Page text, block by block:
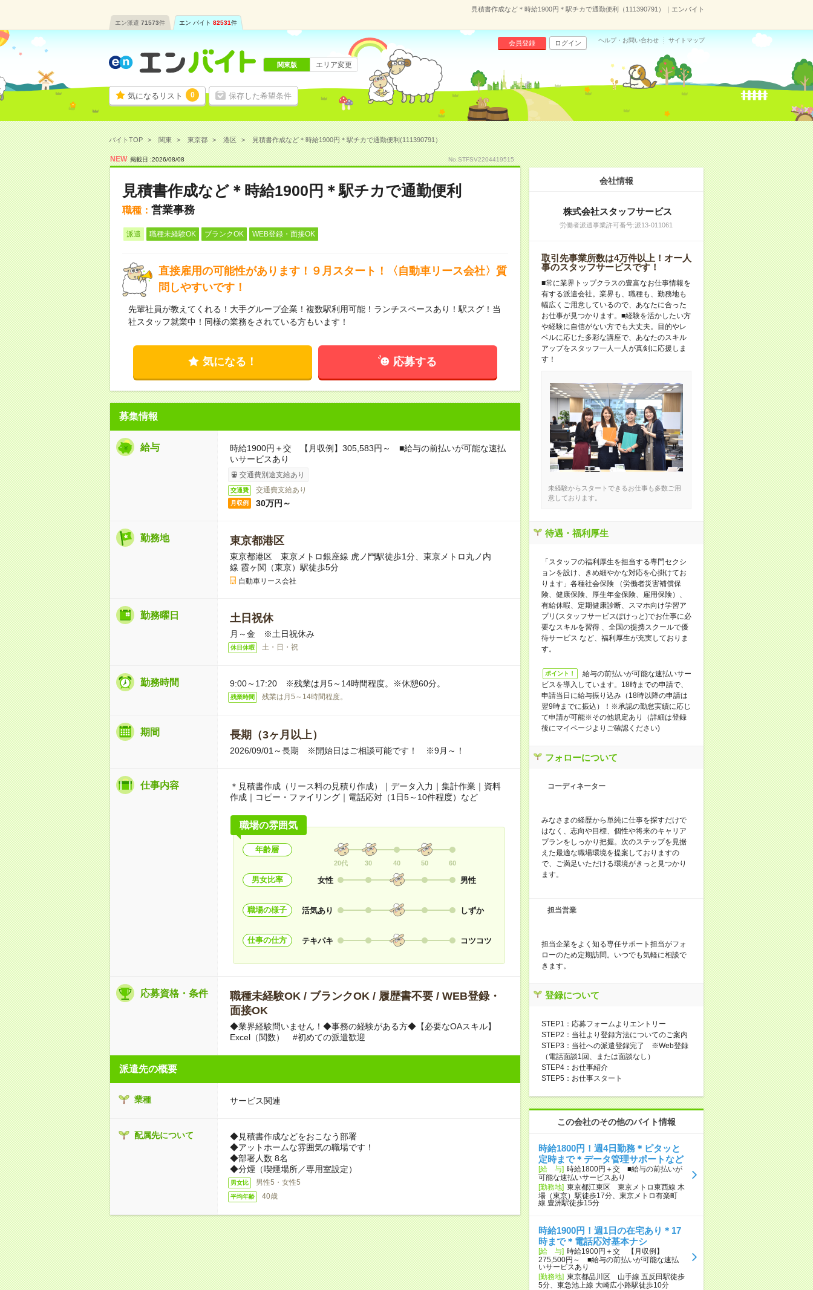
見積書作成など＊時給1900円＊駅チカで通勤便利（111390791）｜エンバイト
エン派遣 71573件 エン バイト 82531件
気になるリスト 0 保存した希望条件
会員登録 ログイン ヘルプ・お問い合わせ サイトマップ
関東版 エリア変更
バイトTOP 関東 東京都 港区 見積書作成など＊時給1900円＊駅チカで通勤便利(111390791）
NEW 掲載日 :2026/08/08 No.STFSV2204419515
見積書作成など＊時給1900円＊駅チカで通勤便利
職種： 営業事務
派遣 職種未経験OK ブランクOK WEB登録・面接OK
直接雇用の可能性があります！９月スタート！〈自動車リース会社〉質
問しやすいです！
先輩社員が教えてくれる！大手グループ企業！複数駅利用可能！ランチスペースあり！駅スグ！当
社スタッフ就業中！同様の業務をされている方もいます！
気になる！ 応募する
募集情報
給与
時給1900円＋交 【月収例】305,583円～ ■給与の前払いが可能な速払
いサービスあり
交通費別途支給あり
交通費 交通費支給あり
月収例 30万円～
勤務地 東京都港区
東京都港区 東京メトロ銀座線 虎ノ門駅徒歩1分、東京メトロ丸ノ内
線 霞ヶ関（東京）駅徒歩5分
自動車リース会社
勤務曜日 土日祝休
月～金 ※土日祝休み
休日休暇 土・日・祝
勤務時間 9:00～17:20 ※残業は月5～14時間程度。※休憩60分。
残業時間 残業は月5～14時間程度。
期間 長期（3ヶ月以上）
2026/09/01～長期 ※開始日はご相談可能です！ ※9月～！
仕事内容
＊見積書作成（リース料の見積り作成）｜データ入力｜集計作業｜資料
作成｜コピー・ファイリング｜電話応対（1日5～10件程度）など
職場の雰囲気
年齢層
20代 30 40 50 60
男女比率 女性 男性
職場の様子 活気あり しずか
仕事の仕方 テキパキ コツコツ
応募資格・条件
職種未経験OK / ブランクOK / 履歴書不要 / WEB登録・
面接OK
◆業界経験問いません！◆事務の経験がある方◆【必要なOAスキル】
Excel（関数） #初めての派遣歓迎
派遣先の概要
業種 サービス関連
配属先について
◆見積書作成などをおこなう部署
◆アットホームな雰囲気の職場です！
◆部署人数 8名
◆分煙（喫煙場所／専用室設定）
男女比 男性5・女性5
平均年齢 40歳
会社情報
株式会社スタッフサービス
労働者派遣事業許可番号:派13-011061
取引先事業所数は4万件以上！オー人
事のスタッフサービスです！
■常に業界トップクラスの豊富なお仕事情報を
有する派遣会社。業界も、職種も、勤務地も
幅広くご用意しているので、あなたに合った
お仕事が見つかります。■経験を活かしたい方
や経験に自信がない方でも大丈夫。目的やレ
ベルに応じた多彩な講座で、あなたのスキル
アップをスタッフ一人一人が真剣に応援しま
す！
未経験からスタートできるお仕事も多数ご用
意しております。
待遇・福利厚生
「スタッフの福利厚生を担当する専門セクシ
ョンを設け、きめ細やかな対応を心掛けてお
ります」各種社会保険 （労働者災害補償保
険、健康保険、厚生年金保険、雇用保険）、
有給休暇、定期健康診断、スマホ向け学習ア
プリ(スタッフサービスぽけっと)でお仕事に必
要なスキルを習得 、全国の提携スクールで優
待サービス など、福利厚生が充実しておりま
す。
ポイント！
給与の前払いが可能な速払いサー
ビスを導入しています。18時までの申請で、
申請当日に給与振り込み（18時以降の申請は
翌9時までに振込）！※承認の勤怠実績に応じ
て申請が可能※その他規定あり（詳細は登録
後にマイページよりご確認ください)
フォローについて
コーディネーター
みなさまの経歴から単純に仕事を探すだけで
はなく、志向や目標、個性や将来のキャリア
プランをしっかり把握。次のステップを見据
えた最適な職場環境を提案しておりますの
で、ご満足いただける環境がきっと見つかり
ます。
担当営業
担当企業をよく知る専任サポート担当がフォ
ローのため定期訪問。いつでも気軽に相談で
きます。
登録について
STEP1：応募フォームよりエントリー
STEP2：当社より登録方法についてのご案内
STEP3：当社への派遣登録完了 ※Web登録
（電話面談1回、または面談なし）
STEP4：お仕事紹介
STEP5：お仕事スタート
この会社のその他のバイト情報
時給1800円！週4日勤務＊ピタッと
定時まで＊データ管理サポートなど
[給 与] 時給1800円＋交 ■給与の前払いが
可能な速払いサービスあり
[勤務地] 東京都江東区 東京メトロ東西線 木
場（東京）駅徒歩17分、東京メトロ有楽町
線 豊洲駅徒歩15分
時給1900円！週1日の在宅あり＊17
時まで＊電話応対基本ナシ
[給 与] 時給1900円＋交 【月収例】
275,500円～ ■給与の前払いが可能な速払
いサービスあり
[勤務地] 東京都品川区 山手線 五反田駅徒歩
5分、東急池上線 大崎広小路駅徒歩10分